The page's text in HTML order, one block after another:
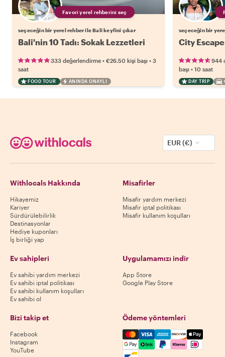
Favori yerel rehberini seç
seçeceğin bir yerel rehber ile Bali keyfini çıkar
Bali'nin 10 Tadı: Sokak Lezzetleri
333 değerlendirme • €26.50 kişi başı • 3
saat
FOOD TOUR ANINDA ONAYLI
seçeceğin bir
City
944
başı • 10 saat
DAY TRIP
EUR (€)
Withlocals Hakkında
Hikayemiz
Kariyer
Sürdürülebilirlik
Destinasyonlar
Hediye kuponları
İş birliği yap
Misafirler
Misafir yardım merkezi
Misafir iptal politikası
Misafir kullanım koşulları
Ev sahipleri
Ev sahibi yardım merkezi
Ev sahibi iptal politikası
Ev sahibi kullanım koşulları
Ev sahibi ol
Uygulamamızı indir
App Store
Google Play Store
Bizi takip et
Facebook
Instagram
YouTube
Ödeme yöntemleri
Mastercard, Visa, Amex,